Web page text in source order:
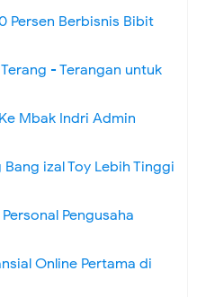
Persen Berbisnis Bibit
- Terangan untuk
Mbak Indri Admin
izal Toy Lebih Tinggi
Pengusaha
Online Pertama di